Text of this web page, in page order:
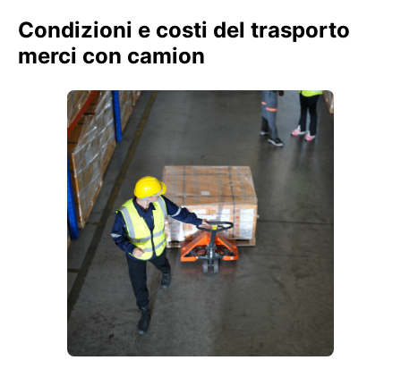
Condizioni e costi del trasporto
merci con camion